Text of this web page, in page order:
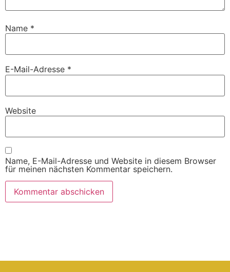
Name *
E-Mail-Adresse *
Website
Name, E-Mail-Adresse und Website in diesem Browser
für meinen nächsten Kommentar speichern.